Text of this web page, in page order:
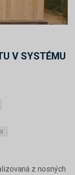
V SYSTÉMU
z nosných